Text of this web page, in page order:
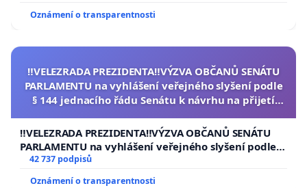
Oznámení o transparentnosti
‼️VELEZRADA PREZIDENTA‼️VÝZVA OBČANŮ SENÁTU
PARLAMENTU na vyhlášení veřejného slyšení podle
§ 144 jednacího řádu Senátu k návrhu na přijetí
republiky
‼️VELEZRADA PREZIDENTA‼️VÝZVA OBČANŮ SENÁTU
PARLAMENTU na vyhlášení veřejného slyšení podle §
144 jednacího řádu Senátu k návrhu na přijetí
usnesení k podání ústavní žaloby na prezidenta
42 737 podpisů
Oznámení o transparentnosti